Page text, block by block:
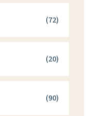
(72)
(20)
(90)